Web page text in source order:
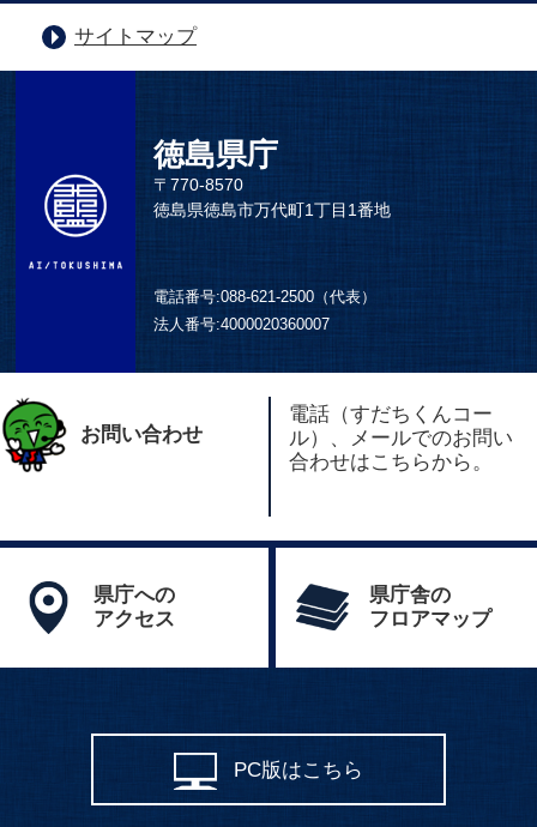
サイトマップ
徳島県庁
〒770-8570
徳島県徳島市万代町1丁目1番地
電話番号:088-621-2500（代表）
法人番号:4000020360007
お問い合わせ
電話（すだちくんコー
ル）、メールでのお問い
合わせはこちらから。
県庁への
アクセス
県庁舎の
フロアマップ
PC版はこちら